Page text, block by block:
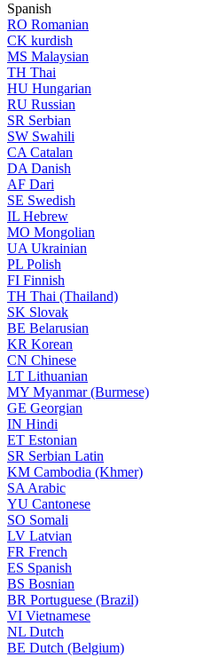
Spanish
RO Romanian
CK kurdish
MS Malaysian
TH Thai
HU Hungarian
RU Russian
SR Serbian
SW Swahili
CA Catalan
DA Danish
AF Dari
SE Swedish
IL Hebrew
MO Mongolian
UA Ukrainian
PL Polish
FI Finnish
TH Thai (Thailand)
SK Slovak
BE Belarusian
KR Korean
CN Chinese
LT Lithuanian
MY Myanmar (Burmese)
GE Georgian
IN Hindi
ET Estonian
SR Serbian Latin
KM Cambodia (Khmer)
SA Arabic
YU Cantonese
SO Somali
LV Latvian
FR French
ES Spanish
BS Bosnian
BR Portuguese (Brazil)
VI Vietnamese
NL Dutch
BE Dutch (Belgium)